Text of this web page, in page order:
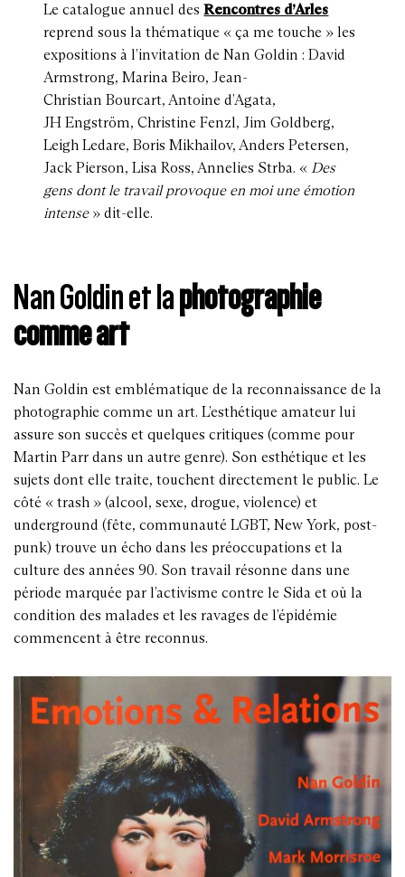
Le catalogue annuel desRencontres d’Arles
reprend sous la thématique « ça me touche » les
expositions à l’invitation de Nan Goldin : David
Armstrong, Marina Beiro, Jean-
Christian Bourcart, Antoine d’Agata,
JH Engström, Christine Fenzl, Jim Goldberg,
Leigh Ledare, Boris Mikhailov, Anders Petersen,
Jack Pierson, Lisa Ross, Annelies Strba. « Des
gens dont le travail provoque en moi une émotion
intense» dit-elle.
Nan Goldin et laphotographie
comme art
Nan Goldin est emblématique de la reconnaissance de la
photographie comme un art. L’esthétique amateur lui
assure son succès et quelques critiques (comme pour
Martin Parr dans un autre genre). Son esthétique et les
sujets dont elle traite, touchent directement le public. Le
côté « trash » (alcool, sexe, drogue, violence) et
underground (fête, communauté LGBT, New York, post-
punk) trouve un écho dans les préoccupations et la
culture des années 90. Son travail résonne dans une
période marquée par l’activisme contre le Sida et où la
condition des malades et les ravages de l’épidémie
commencent à être reconnus.